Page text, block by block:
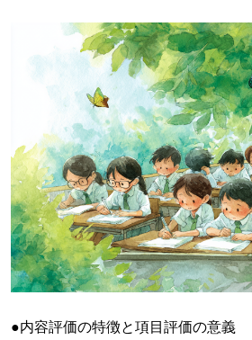
●内容評価の特徴と項目評価の意義